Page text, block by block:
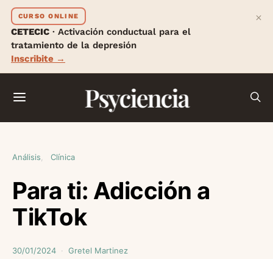
CURSO ONLINE
CETECIC · Activación conductual para el
tratamiento de la depresión
Inscribite →
×
Psyciencia
Análisis Clínica
Para ti: Adicción a
TikTok
30/01/2024 Gretel Martinez